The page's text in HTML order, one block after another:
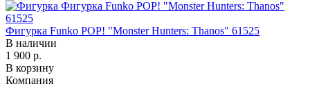
Фигурка Funko POP! "Monster Hunters: Thanos" 61525
В наличии
1 900 р.
В корзину
Компания